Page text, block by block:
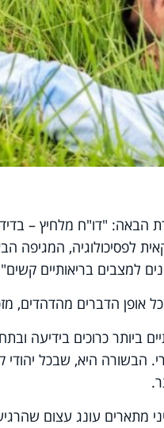
הבאה: "דו"ח מלחיץ –
לפסיכולוגיה, המגיפה
למצבים בריאותיים
אופן הדברים מהדהדים,
ביותר כרוכים בידיעה
הבשורה היא, שבכל
מתארים עונג עצום